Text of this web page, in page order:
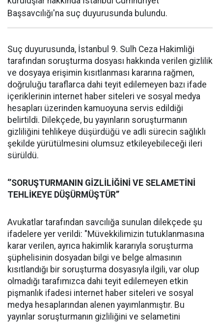
Başsavcılığı'na suç duyurusunda bulundu.
Suç duyurusunda, İstanbul 9. Sulh Ceza Hakimliği
tarafından soruşturma dosyası hakkında verilen gizlilik
ve dosyaya erişimin kısıtlanması kararına rağmen,
doğruluğu taraflarca dahi teyit edilemeyen bazı ifade
içeriklerinin internet haber siteleri ve sosyal medya
hesapları üzerinden kamuoyuna servis edildiği
belirtildi. Dilekçede, bu yayınların soruşturmanın
gizliliğini tehlikeye düşürdüğü ve adli sürecin sağlıklı
şekilde yürütülmesini olumsuz etkileyebileceği ileri
sürüldü.
‘’SORUŞTURMANIN GİZLİLİĞİNİ VE SELAMETİNİ
TEHLİKEYE DÜŞÜRMÜŞTÜR’’
Avukatlar tarafından savcılığa sunulan dilekçede şu
ifadelere yer verildi: "Müvekkilimizin tutuklanmasına
karar verilen, ayrıca hakimlik kararıyla soruşturma
şüphelisinin dosyadan bilgi ve belge almasının
kısıtlandığı bir soruşturma dosyasıyla ilgili, var olup
olmadığı tarafımızca dahi teyit edilemeyen etkin
pişmanlık ifadesi internet haber siteleri ve sosyal
medya hesaplarından alenen yayımlanmıştır. Bu
yayınlar soruşturmanın gizliliğini ve selametini